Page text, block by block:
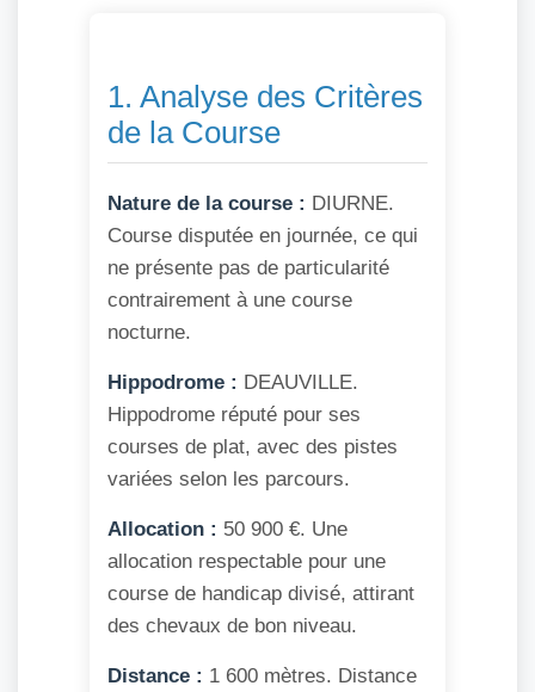
1. Analyse des Critères
de la Course
Nature de la course : DIURNE.
Course disputée en journée, ce qui
ne présente pas de particularité
contrairement à une course
nocturne.
Hippodrome : DEAUVILLE.
Hippodrome réputé pour ses
courses de plat, avec des pistes
variées selon les parcours.
Allocation : 50 900 €. Une
allocation respectable pour une
course de handicap divisé, attirant
des chevaux de bon niveau.
Distance : 1 600 mètres. Distance